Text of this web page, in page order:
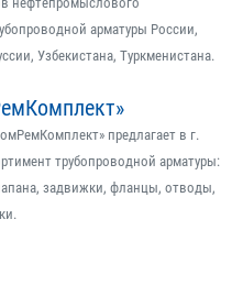
арматуры России,
Узбекистана, Туркменистана.
предлагает в г.
трубопроводной арматуры:
задвижки, фланцы, отводы,